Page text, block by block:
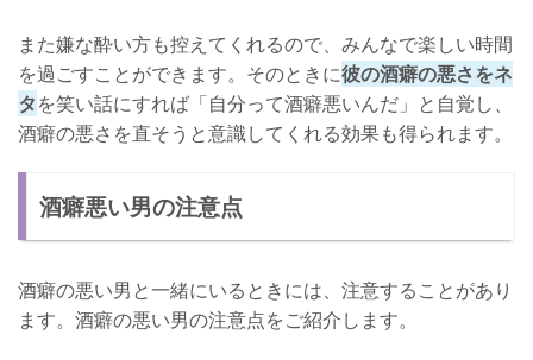
また嫌な酔い方も控えてくれるので、みんなで楽しい時間
を過ごすことができます。そのときに彼の酒癖の悪さをネ
タを笑い話にすれば「自分って酒癖悪いんだ」と自覚し、
酒癖の悪さを直そうと意識してくれる効果も得られます。
酒癖悪い男の注意点
酒癖の悪い男と一緒にいるときには、注意することがあり
ます。酒癖の悪い男の注意点をご紹介します。